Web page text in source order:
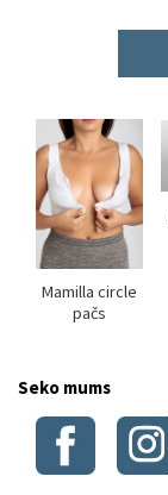
Mamilla circle
pačs
Seko mums